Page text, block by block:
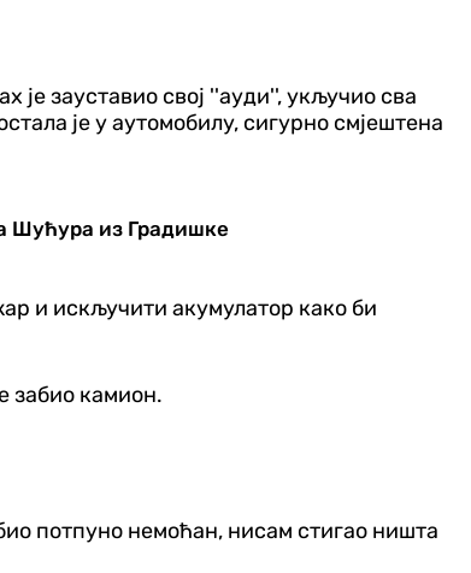
је зауставио свој ''ауди'', укључио сва
је у аутомобилу, сигурно смјештена
Шућура из Градишке
и искључити акумулатор како би
забио камион.
потпуно немоћан, нисам стигао ништа